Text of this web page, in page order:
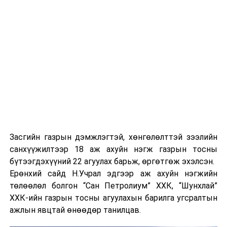
Засгийн газрын дэмжлэгтэй, хөнгөлөлттэй зээлийн
санхүүжилтээр 18 аж ахуйн нэгж газрын тосны
бүтээгдэхүүний 22 агуулах барьж, өргөтгөж эхэлсэн.
Ерөнхий сайд Н.Учрал эдгээр аж ахуйн нэгжийн
төлөөлөл болгон “Сан Петролиум” ХХК, “Шунхлай”
ХХК-ийн газрын тосны агуулахын барилга угсралтын
ажлын явцтай өнөөдөр танилцав.